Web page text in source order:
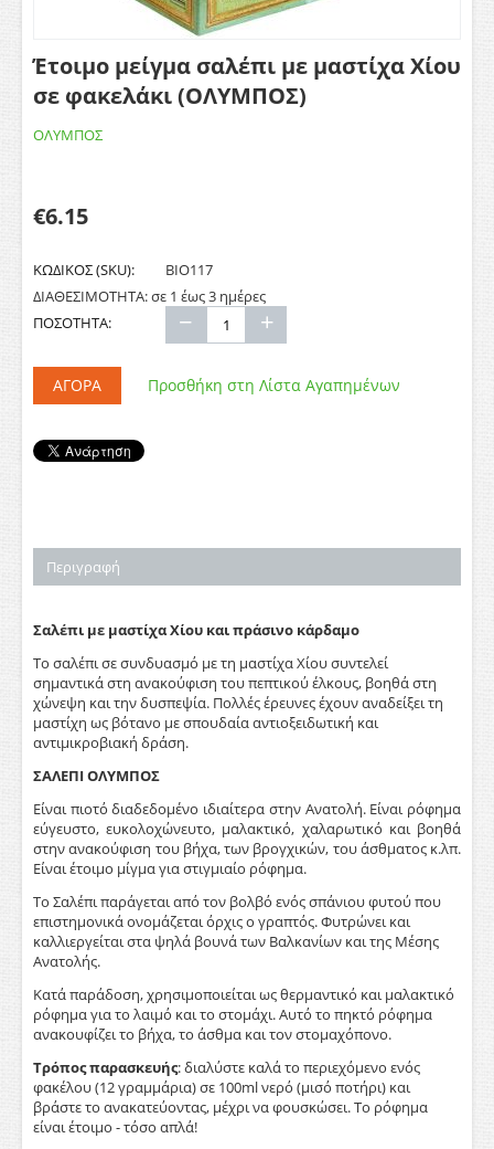
Έτοιμο μείγμα σαλέπι με μαστίχα Χίου
σε φακελάκι (ΟΛΥΜΠΟΣ)
ΟΛΥΜΠΟΣ
€6.15
ΚΩΔΙΚΟΣ (SKU):
ΒΙΟ117
ΔΙΑΘΕΣΙΜΟΤΗΤΑ:σε 1 έως 3 ημέρες
ΠΟΣΟΤΗΤΑ:
+
−
ΑΓΟΡΆ Προσθήκη στη Λίστα Αγαπημένων
Περιγραφή
Σαλέπι με μαστίχα Χίου και πράσινο κάρδαμο
Το σαλέπι σε συνδυασμό με τη μαστίχα Χίου συντελεί
σημαντικά στη ανακούφιση του πεπτικού έλκους, βοηθά στη
χώνεψη και την δυσπεψία. Πολλές έρευνες έχουν αναδείξει τη
μαστίχη ως βότανο με σπουδαία αντιοξειδωτική και
αντιμικροβιακή δράση.
ΣΑΛΕΠΙ ΟΛΥΜΠΟΣ
Είναι πιοτό διαδεδομένο ιδιαίτερα στην Ανατολή. Είναι ρόφημα
εύγευστο, ευκολοχώνευτο, μαλακτικό, χαλαρωτικό και βοηθά
στην ανακούφιση του βήχα, των βρογχικών, του άσθματος κ.λπ.
Είναι έτοιμο μίγμα για στιγμιαίο ρόφημα.
Το Σαλέπι παράγεται από τον βολβό ενός σπάνιου φυτού που
επιστημονικά ονομάζεται όρχις ο γραπτός. Φυτρώνει και
καλλιεργείται στα ψηλά βουνά των Βαλκανίων και της Μέσης
Ανατολής.
Κατά παράδοση, χρησιμοποιείται ως θερμαντικό και μαλακτικό
ρόφημα για το λαιμό και το στομάχι. Αυτό το πηκτό ρόφημα
ανακουφίζει το βήχα, το άσθμα και τον στομαχόπονο.
Τρόπος παρασκευής: διαλύστε καλά το περιεχόμενο ενός
φακέλου (12 γραμμάρια) σε 100ml νερό (μισό ποτήρι) και
βράστε το ανακατεύοντας, μέχρι να φουσκώσει. Το ρόφημα
είναι έτοιμο - τόσο απλά!